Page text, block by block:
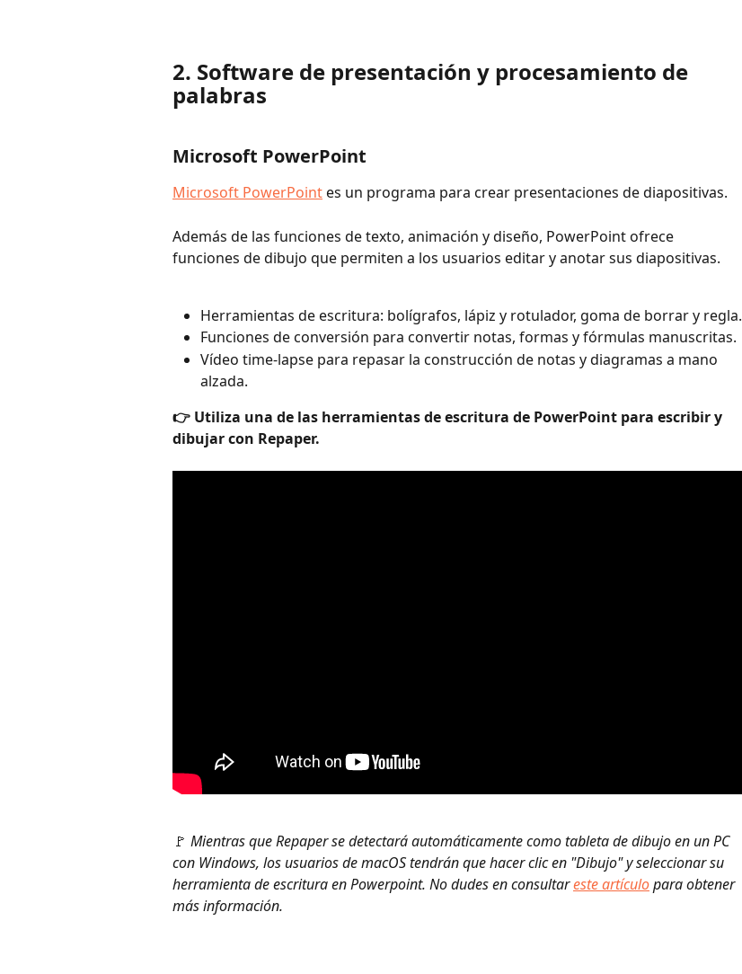
2. Software de presentación y procesamiento de
palabras
Microsoft PowerPoint
Microsoft PowerPoint es un programa para crear presentaciones de diapositivas.
Además de las funciones de texto, animación y diseño, PowerPoint ofrece
funciones de dibujo que permiten a los usuarios editar y anotar sus diapositivas.
Herramientas de escritura: bolígrafos, lápiz y rotulador, goma de borrar y regla.
Funciones de conversión para convertir notas, formas y fórmulas manuscritas.
Vídeo time-lapse para repasar la construcción de notas y diagramas a mano
alzada.
👉 Utiliza una de las herramientas de escritura de PowerPoint para escribir y
dibujar con Repaper.
🚩 Mientras que Repaper se detectará automáticamente como tableta de dibujo en un PC
con Windows, los usuarios de macOS tendrán que hacer clic en "Dibujo" y seleccionar su
herramienta de escritura en Powerpoint. No dudes en consultar este artículo para obtener
más información.